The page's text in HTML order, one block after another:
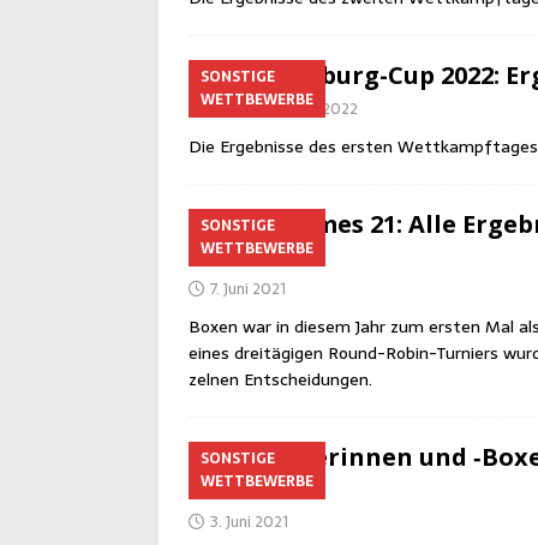
SONSTIGE
WETTBEWERBE
Bran­den­burg-Cup 2022:
28. September 2022
Die Ergeb­nis­se des ers­ten
SONSTIGE
WETTBEWERBE
Ruhr Games 21: Alle
Bochum
7. Juni 2021
Boxen war in die­sem Jahr zum ers­ten Mal
eines drei­tä­gi­gen Round-Robin-Tur­niers
zel­nen Entscheidungen.
SONSTIGE
WETTBEWERBE
U17-Boxe­rin­nen und
Einsatz
3. Juni 2021